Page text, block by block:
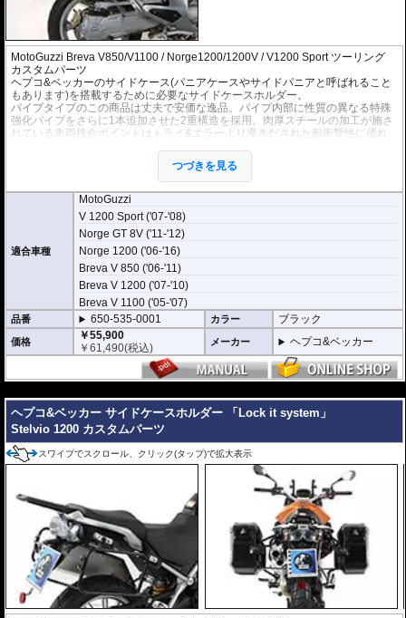
MotoGuzzi Breva V850/V1100 / Norge1200/1200V / V1200 Sport ツーリング
カスタムパーツ
ヘプコ&ベッカーのサイドケース(パニアケースやサイドパニアと呼ばれること
もあります)を搭載するために必要なサイドケースホルダー。
パイプタイプのこの商品は丈夫で安価な逸品。パイプ内部に性質の異なる特殊
強化パイプをさらに1本追加させた2重構造を採用。肉厚スチールの加工が施さ
れている車両接合ポイントはトライ&エラーより導きだされた耐衝撃性に優れ
ヘプコ&ベッカー製サイドケース (C-Bowタイプを除く)を取付できま
※こちらのサイドケースホルダーはLock it system機構は御座いません。
※ケースのラインナップはこちらからご確認ください
※サイドケースホルダー用アダプターはケースに付属しています。 詳細はこ
つづきを見る
適合車種
MotoGuzzi
V 1200 Sport ('07-'08)
Norge GT 8V ('11-'12)
Norge 1200 ('06-'16)
Breva V 850 ('06-'11)
Breva V 1200 ('07-'10)
Breva V 1100 ('05-'07)
品番 650-535-0001 カラー ブラック
価格
￥55,900
￥61,490(税込) メーカー ヘプコ&ベッカー
ヘプコ&ベッカー サイドケースホルダー 「Lock it system」
Stelvio 1200 カスタムパーツ
スワイプでスクロール、クリック(タップ)で拡大表示